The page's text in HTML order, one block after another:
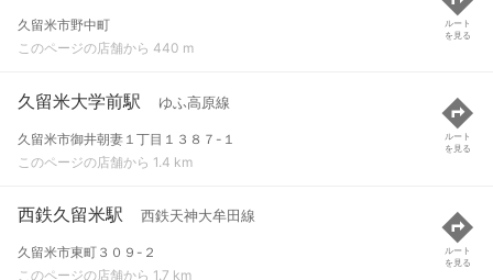
久留米市野中町
このページの店舗から 440 m
ルート
を見る
久留米大学前駅 ゆふ高原線
久留米市御井朝妻１丁目１３８７-１
このページの店舗から 1.4 km
ルート
を見る
西鉄久留米駅 西鉄天神大牟田線
久留米市東町３０９-２
このページの店舗から 1.7 km
ルート
を見る